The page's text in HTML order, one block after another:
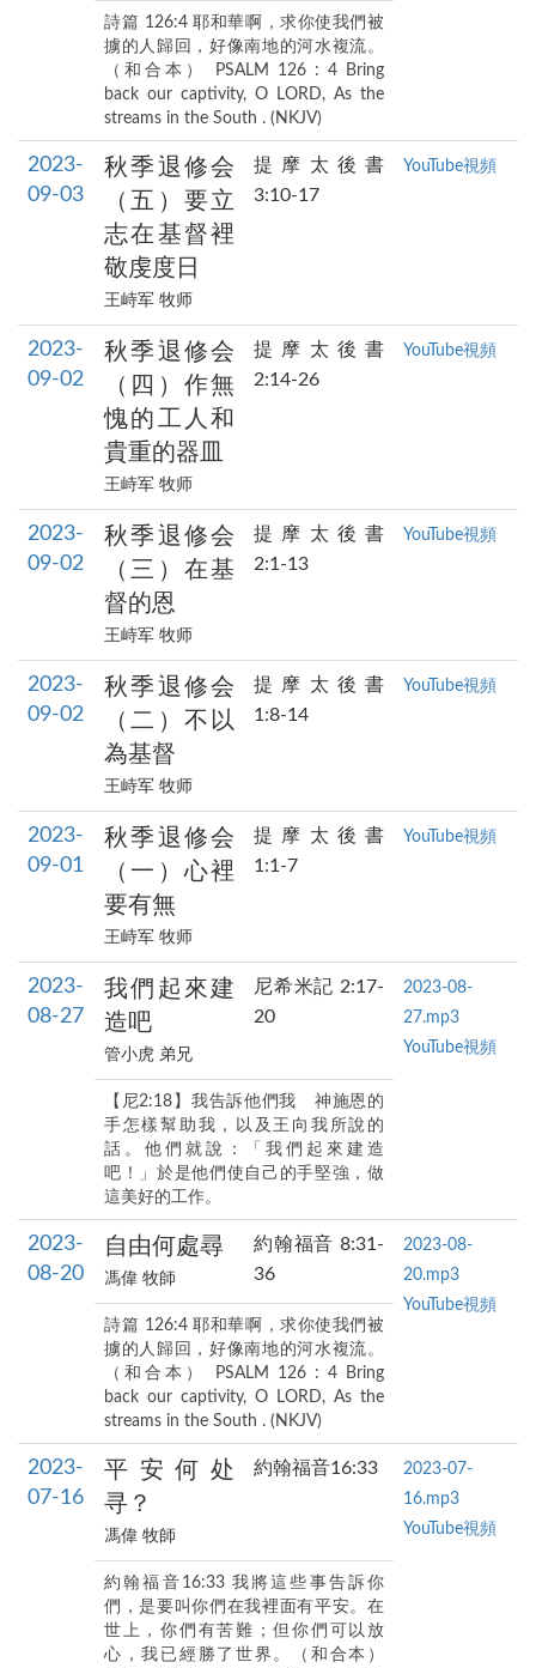
詩篇 126:4 耶和華啊，求你使我們被
擄的人歸回，好像南地的河水複流。
（和合本） PSALM 126 : 4 Bring
back our captivity, O LORD, As the
streams in the South . (NKJV)
2023-
09-03
秋季退修会
（五）要立
志在基督裡
敬虔度日
王峙军 牧师
提摩太後書
3:10-17
YouTube視頻
2023-
09-02
秋季退修会
（四）作無
愧的工人和
貴重的器皿
王峙军 牧师
提摩太後書
2:14-26
YouTube視頻
2023-
09-02
秋季退修会
（三）在基
督的恩
王峙军 牧师
提摩太後書
2:1-13
YouTube視頻
2023-
09-02
秋季退修会
（二）不以
為基督
王峙军 牧师
提摩太後書
1:8-14
YouTube視頻
2023-
09-01
秋季退修会
（一）心裡
要有無
王峙军 牧师
提摩太後書
1:1-7
YouTube視頻
2023-
08-27
我們起來建
造吧
管小虎 弟兄
尼希米記 2:17-
20
2023-08-
27.mp3
YouTube視頻
【尼2:18】我告訴他們我 神施恩的
手怎樣幫助我，以及王向我所說的
話。他們就說：「我們起來建造
吧！」於是他們使自己的手堅強，做
這美好的工作。
2023-
08-20
自由何處尋
馮偉 牧師
約翰福音 8:31-
36
2023-08-
20.mp3
YouTube視頻
詩篇 126:4 耶和華啊，求你使我們被
擄的人歸回，好像南地的河水複流。
（和合本） PSALM 126 : 4 Bring
back our captivity, O LORD, As the
streams in the South . (NKJV)
2023-
07-16
平安何处
寻？
馮偉 牧師
約翰福音16:33
2023-07-
16.mp3
YouTube視頻
約翰福音16:33 我將這些事告訴你
們，是要叫你們在我裡面有平安。在
世上，你們有苦難；但你們可以放
心，我已經勝了世界。（和合本）